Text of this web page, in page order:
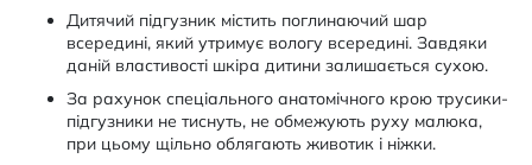
Дитячий підгузник містить поглинаючий шар
всередині, який утримує вологу всередині. Завдяки
даній властивості шкіра дитини залишається сухою.
За рахунок спеціального анатомічного крою трусики-
підгузники не тиснуть, не обмежують руху малюка,
при цьому щільно облягають животик і ніжки.